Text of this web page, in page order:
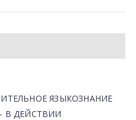
ЯЗЫКОЗНАНИЕ
В ДЕЙСТВИИ